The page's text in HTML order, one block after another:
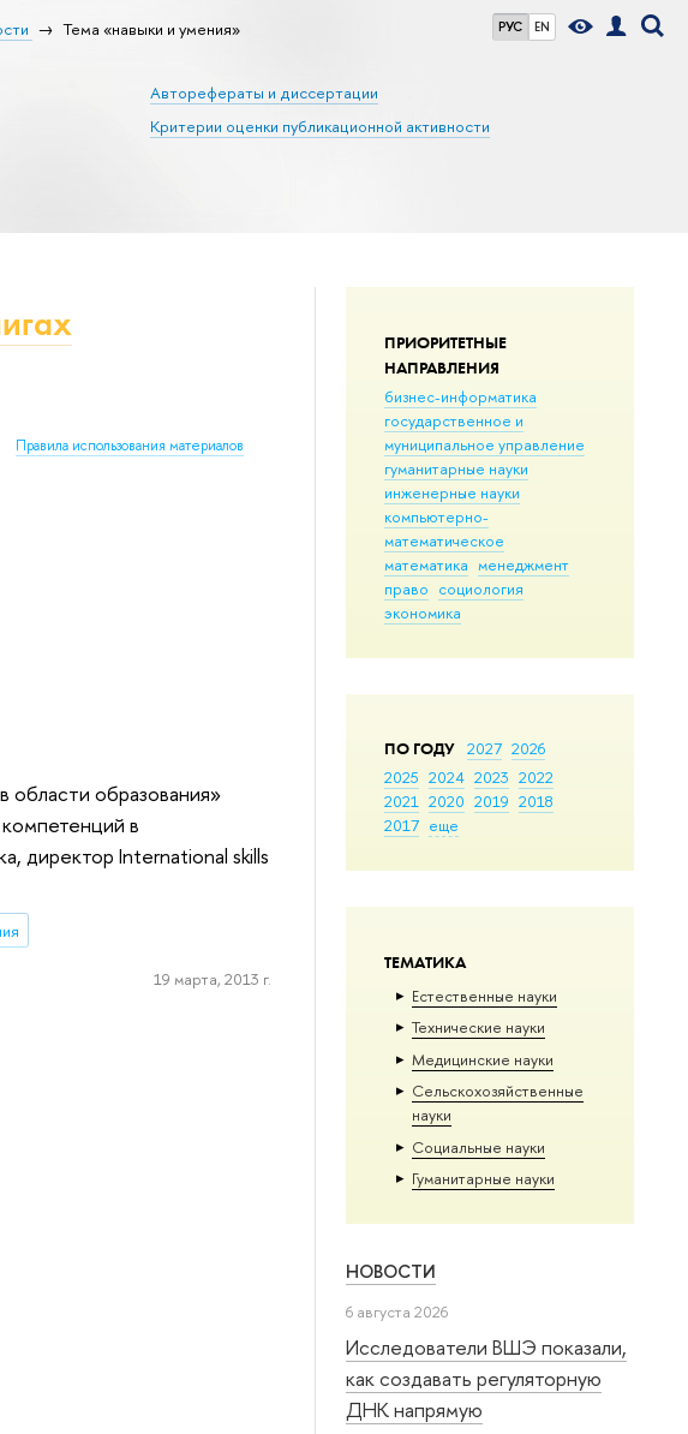
РУС EN
Тема «навыки и умения»
Авторефераты и диссертации
Критерии оценки публикационной активности
ПРИОРИТЕТНЫЕ
НАПРАВЛЕНИЯ
бизнес-информатика
государственное и
муниципальное управление
гуманитарные науки
инженерные науки
компьютерно-
математическое
математика менеджмент
право социология
экономика
ПО ГОДУ 2027 2026
2025 2024 2023 2022
2021 2020 2019 2018
2017 еще
ТЕМАТИКА
Естественные науки
Тех­ничес­кие науки
Медицинские науки
Сельскохозяйственные
науки
Социальные науки
Гуманитарные науки
НОВОСТИ
6 августа 2026
Исследователи ВШЭ показали,
как создавать регуляторную
ДНК напрямую
Правила использования материалов
области образования»
в
директор International skills
19 марта, 2013 г.